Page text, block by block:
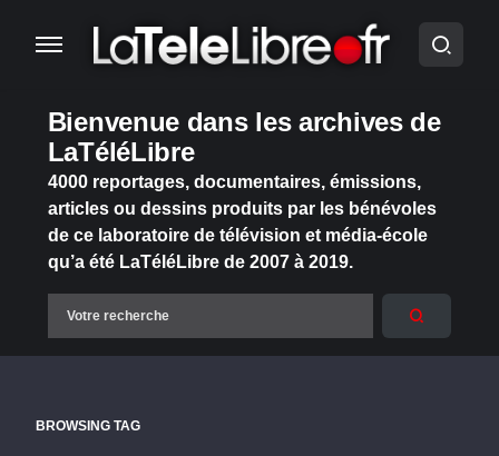
Bienvenue dans les archives de
LaTéléLibre
4000 reportages, documentaires, émissions,
articles ou dessins produits par les bénévoles
de ce laboratoire de télévision et média-école
qu’a été LaTéléLibre de 2007 à 2019.
BROWSING TAG